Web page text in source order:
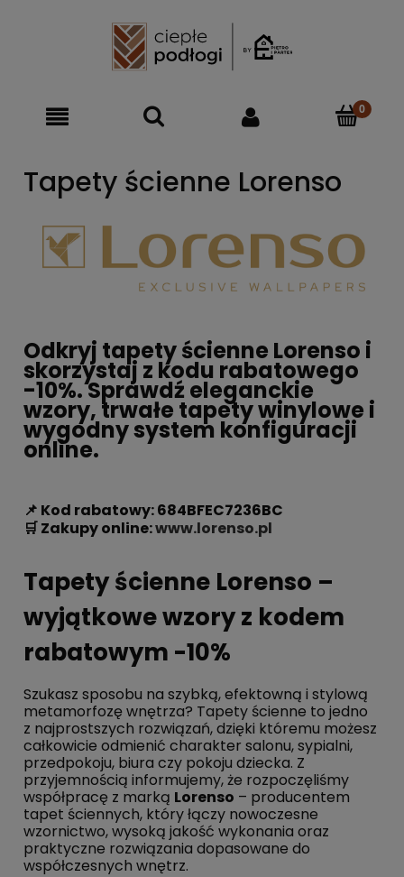
Tapety ścienne Lorenso
Odkryj tapety ścienne Lorenso i
skorzystaj z kodu rabatowego
-10%. Sprawdź eleganckie
wzory, trwałe tapety winylowe i
wygodny system konfiguracji
online.
📌 Kod rabatowy: 684BFEC7236BC
🛒 Zakupy online:www.lorenso.pl
Tapety ścienne Lorenso –
wyjątkowe wzory z kodem
rabatowym -10%
Szukasz sposobu na szybką, efektowną i stylową
metamorfozę wnętrza? Tapety ścienne to jedno
z najprostszych rozwiązań, dzięki któremu możesz
całkowicie odmienić charakter salonu, sypialni,
przedpokoju, biura czy pokoju dziecka. Z
przyjemnością informujemy, że rozpoczęliśmy
współpracę z marką Lorenso – producentem
tapet ściennych, który łączy nowoczesne
wzornictwo, wysoką jakość wykonania oraz
praktyczne rozwiązania dopasowane do
współczesnych wnętrz.